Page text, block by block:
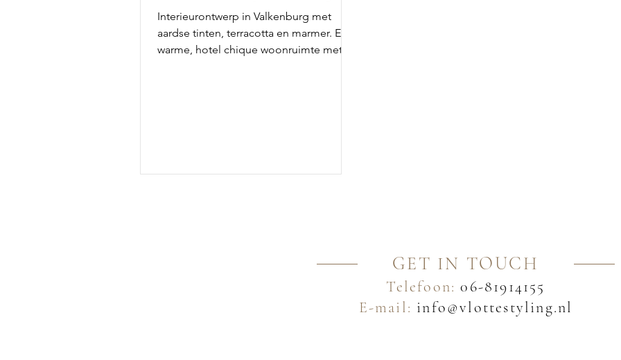
Interieurontwerp in Valkenburg met
aardse tinten, terracotta en marmer. Een
warme, hotel chique woonruimte met
GET IN TOUCH
Telefoon: 06-81914155
E-mail: info@vlottestyling.nl